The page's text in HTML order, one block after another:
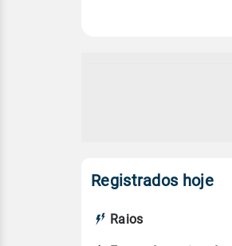
Registrados hoje
Raios